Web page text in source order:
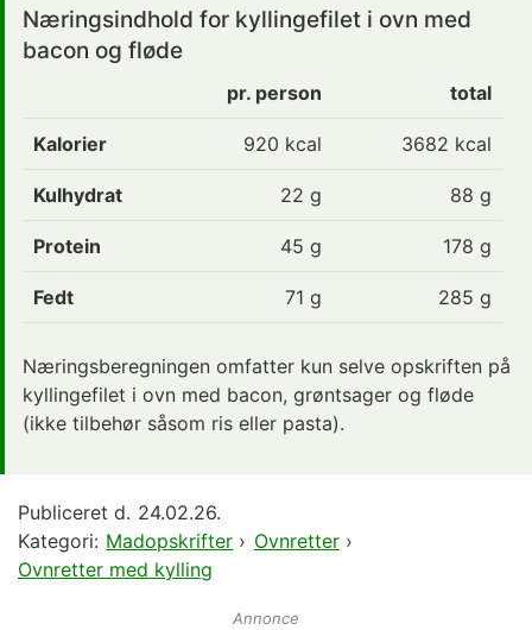
Næringsindhold for kyllingefilet i ovn med
bacon og fløde
pr. person total
Kalorier 920 kcal 3682 kcal
Kulhydrat 22 g 88 g
Protein 45 g 178 g
Fedt 71 g 285 g
Næringsberegningen omfatter kun selve opskriften på
kyllingefilet i ovn med bacon, grøntsager og fløde
(ikke tilbehør såsom ris eller pasta).
Publiceret d. 24.02.26.
Kategori: Madopskrifter › Ovnretter›
Ovnretter med kylling
Annonce